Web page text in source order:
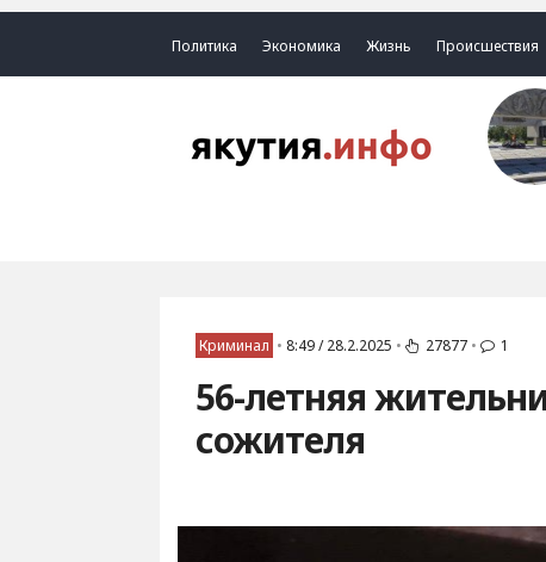
Политика Экономика Жизнь Происшествия
Криминал • 8:49 / 28.2.2025 • 27877 • 1
56-летняя
сожителя